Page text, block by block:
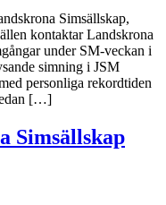
Simsällskap,
kontaktar Landskrona
under SM-veckan i
simning i JSM
personliga rekordtiden
[…]
Simsällskap